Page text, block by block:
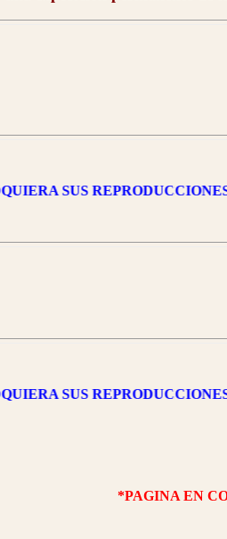
SUS REPRODUCCIONES
SUS REPRODUCCIONES
*PAGINA EN